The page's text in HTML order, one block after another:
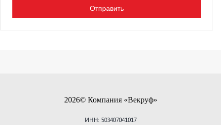
2026© Компания «Векруф»
ИНН: 503407041017